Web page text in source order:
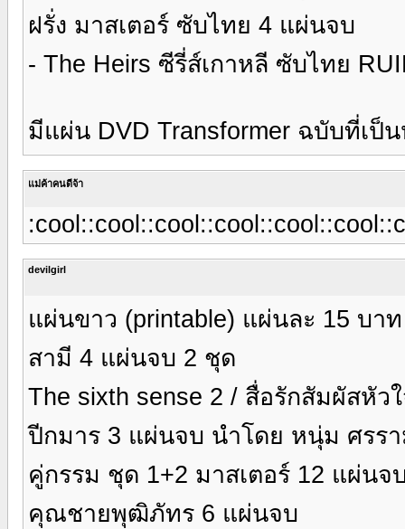
ฝรั่ง มาสเตอร์ ซับไทย 4 แผ่นจบ
- The Heirs ซีรี่ส์เกาหลี ซับไทย
มีแผ่น DVD Transformer ฉบับที่เป็
แม่ค้าคนดีจ้า
devilgirl
แผ่นขาว (printable) แผ่นละ 15 บาท
สามี 4 แผ่นจบ 2 ชุด
The sixth sense 2 / สื่อรักสัมผัสหั
ปีกมาร 3 แผ่นจบ นำโดย หนุ่ม ศรร
คู่กรรม ชุด 1+2 มาสเตอร์ 12 แผ่น
คุณชายพุฒิภัทร 6 แผ่นจบ